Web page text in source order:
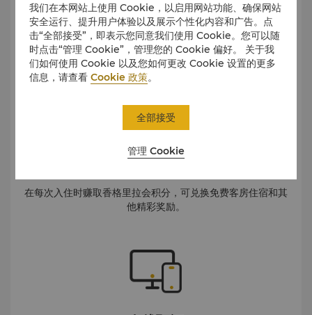
10%折扣
在所有香格里拉、嘉里、JEN、盛贸酒店的优享价基础上再享
受高达10%优惠
在每次入住时赚取香格里拉会积分，可兑换免费客房住宿和其
他精彩奖励。
我们在本网站上使用 Cookie，以启用网站功能、确保网站
安全运行、提升用户体验以及展示个性化内容和广告。点
击“全部接受”，即表示您同意我们使用 Cookie。您可以随
时点击“管理 Cookie”，管理您的 Cookie 偏好。 关于我
们如何使用 Cookie 以及您如何更改 Cookie 设置的更多
信息，请查看Cookie 政策。
管理 Cookie
全部接受